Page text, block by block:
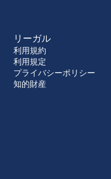
リーガル
利用規約
利用規定
プライバシーポリシー
知的財産